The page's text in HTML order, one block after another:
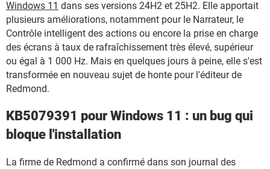
Windows 11 dans ses versions 24H2 et 25H2. Elle apportait
plusieurs améliorations, notamment pour le Narrateur, le
Contrôle intelligent des actions ou encore la prise en charge
des écrans à taux de rafraîchissement très élevé, supérieur
ou égal à 1 000 Hz. Mais en quelques jours à peine, elle s'est
transformée en nouveau sujet de honte pour l'éditeur de
Redmond.
KB5079391 pour Windows 11 : un bug qui
bloque l'installation
La firme de Redmond a confirmé dans son journal des